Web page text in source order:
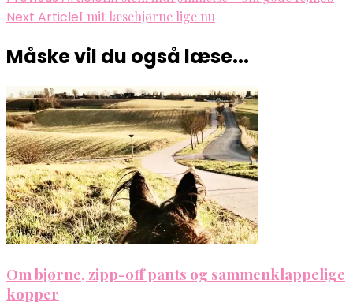
Next ArticleI mit læsehjørne lige nu
Måske vil du også læse...
Om bjørne, zipp-off pants og sammenklappelige
kopper